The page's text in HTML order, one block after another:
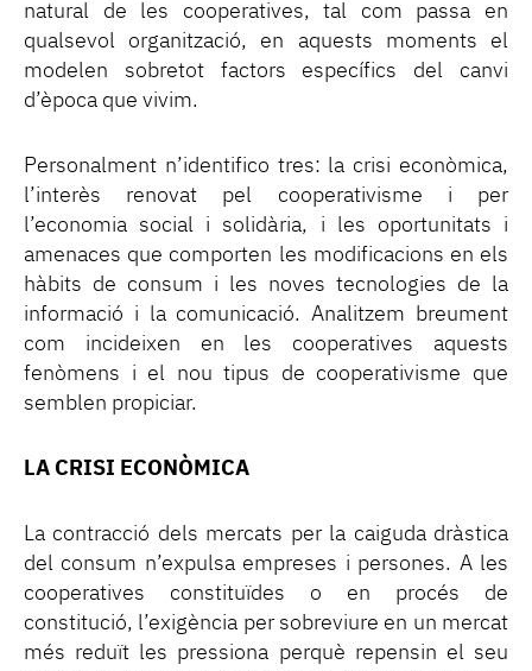
natural de les cooperatives, tal com passa en
qualsevol organització, en aquests moments el
modelen sobretot factors específics del canvi
d’època que vivim.
Personalment n’identifico tres: la crisi econòmica,
l’interès renovat pel cooperativisme i per
l’economia social i solidària, i les oportunitats i
amenaces que comporten les modificacions en els
hàbits de consum i les noves tecnologies de la
informació i la comunicació. Analitzem breument
com incideixen en les cooperatives aquests
fenòmens i el nou tipus de cooperativisme que
semblen propiciar.
LA CRISI ECONÒMICA
La contracció dels mercats per la caiguda dràstica
del consum n’expulsa empreses i persones. A les
cooperatives constituïdes o en procés de
constitució, l’exigència per sobreviure en un mercat
més reduït les pressiona perquè repensin el seu